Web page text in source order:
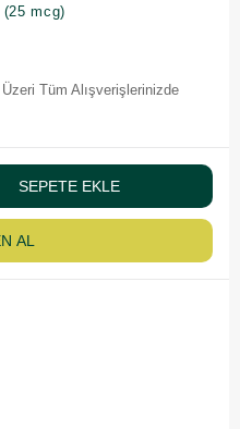
(25 mcg)
Tüm Alışverişlerinizde